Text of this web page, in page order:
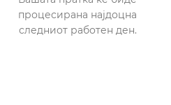
процесирана најдоцна
следниот работен ден.